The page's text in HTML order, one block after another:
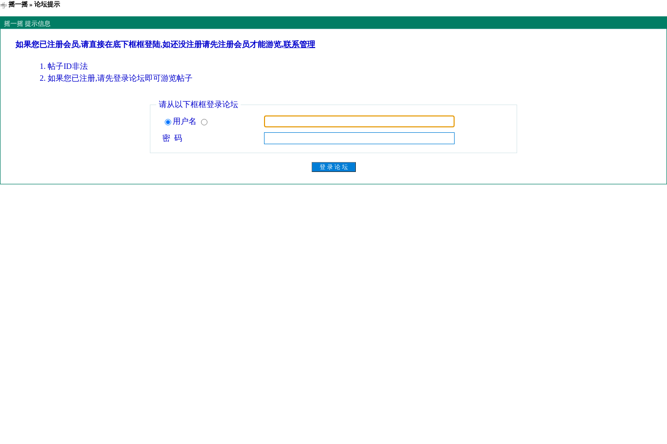
摇一摇» 论坛提示
摇一摇 提示信息
如果您已注册会员,请直接在底下框框登陆,如还没注册请先注册会员才能游览,联系管理
帖子ID非法
如果您已注册,请先登录论坛即可游览帖子
请从以下框框登录论坛
用户名
密 码